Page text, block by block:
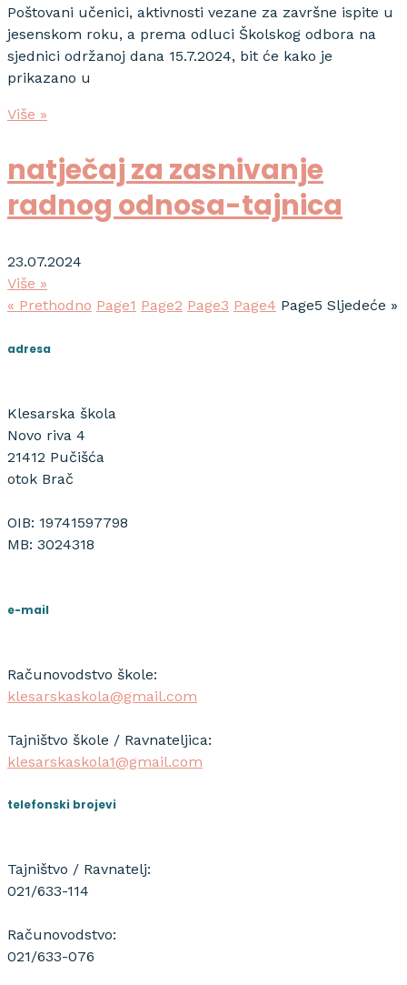
Poštovani učenici, aktivnosti vezane za završne ispite u
jesenskom roku, a prema odluci Školskog odbora na
sjednici održanoj dana 15.7.2024, bit će kako je
prikazano u
Više »
natječaj za zasnivanje
radnog odnosa-tajnica
23.07.2024
Više »
« Prethodno Page1 Page2 Page3 Page4 Page5 Sljedeće »
adresa
Klesarska škola
Novo riva 4
21412 Pučišća
otok Brač
OIB: 19741597798
MB: 3024318
e-mail
Računovodstvo škole:
klesarskaskola@gmail.com
Tajništvo škole / Ravnateljica:
klesarskaskola1@gmail.com
telefonski brojevi
Tajništvo / Ravnatelj:
021/633-114
Računovodstvo:
021/633-076